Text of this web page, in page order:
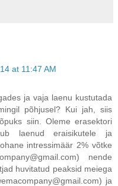
at 11:47 AM
ja vaja laenu kustutada
põhjusel? Kui jah, siis
siin. Oleme erasektori
laenud eraisikutele ja
intressimäär 2% võtke
nende
huvitatud peaksid meiega
ja